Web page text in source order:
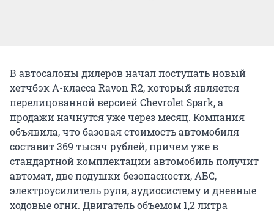
В автосалоны дилеров начал поступать новый
хетчбэк А-класса Ravon R2, который является
перелицованной версией Chevrolet Spark, а
продажи начнутся уже через месяц. Компания
объявила, что базовая стоимость автомобиля
составит 369 тысяч рублей, причем уже в
стандартной комплектации автомобиль получит
автомат, две подушки безопасности, АБС,
электроусилитель руля, аудиосистему и дневные
ходовые огни. Двигатель объемом 1,2 литра